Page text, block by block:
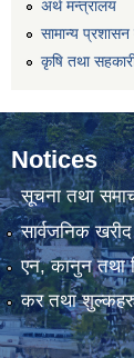
अर्थ मन्त्रालय
सामान्य
कृषि तथा
Notices
सूचना तथा
सार्वजनिक
एन, कानुन तथा
कर तथा